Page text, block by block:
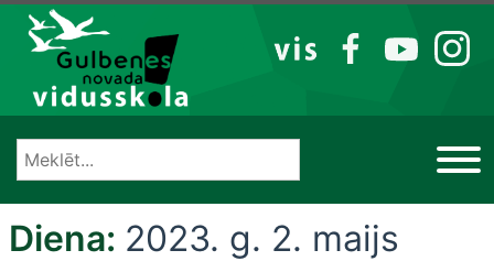
Izlaist
VIS
FB YT IG
Diena: 2023. g. 2. maijs